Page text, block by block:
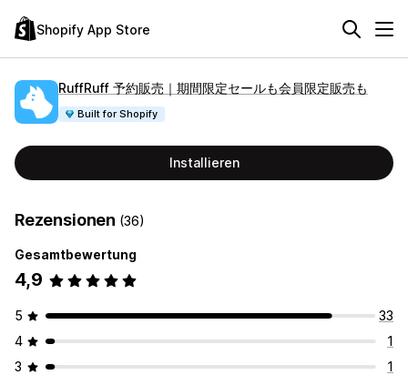
Shopify App Store
RuffRuff 予約販売｜期間限定セールも会員限定販売も
Built for Shopify
Installieren
Rezensionen (36)
Gesamtbewertung
4,9
5
33
4
1
3
1